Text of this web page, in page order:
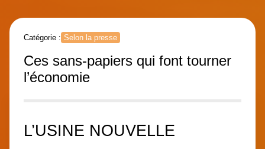
Catégorie : Selon la presse
Ces sans-papiers qui font tourner
l’économie
L’USINE NOUVELLE